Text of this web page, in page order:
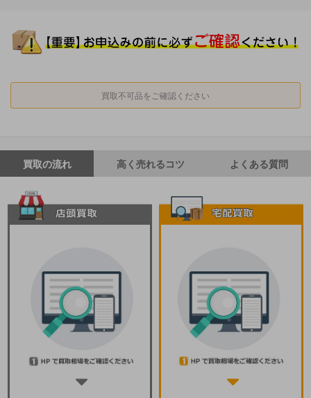
買取不可品をご確認ください
買取の流れ 高く売れるコツ よくある質問